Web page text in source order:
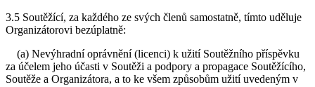
3.5 Soutěžící, za každého ze svých členů samostatně, tímto uděluje
Organizátorovi bezúplatně:
(a) Nevýhradní oprávnění (licenci) k užití Soutěžního příspěvku
za účelem jeho účasti v Soutěži a podpory a propagace Soutěžícího,
Soutěže a Organizátora, a to ke všem způsobům užití uvedeným v